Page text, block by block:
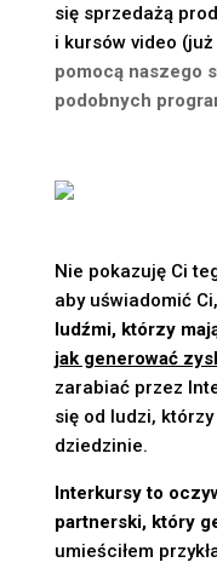
się sprzedażą
i kursów video (już
pomocą naszego
podobnych
Nie pokazuję Ci
aby uświadomić
ludźmi, którzy
jak generować
zarabiać przez
się od ludzi,
dziedzinie.
Interkursy to
partnerski, który
umieściłem